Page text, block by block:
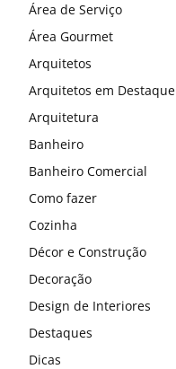
Área de Serviço
Área Gourmet
Arquitetos
Arquitetos em Destaque
Arquitetura
Banheiro
Banheiro Comercial
Como fazer
Cozinha
Décor e Construção
Decoração
Design de Interiores
Destaques
Dicas